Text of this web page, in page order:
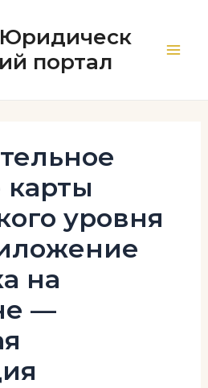
Юридическ
ий портал
карты
уровня
на
—